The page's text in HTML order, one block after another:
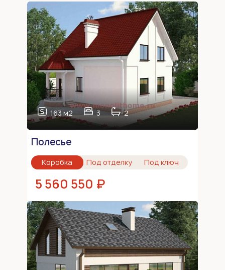
163 м2 3 2
Полесье
Коробка Под отделку Под ключ
5 560 550 ₽